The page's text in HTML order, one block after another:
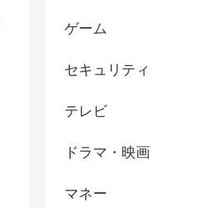
ゲーム
セキュリティ
テレビ
ドラマ・映画
マネー